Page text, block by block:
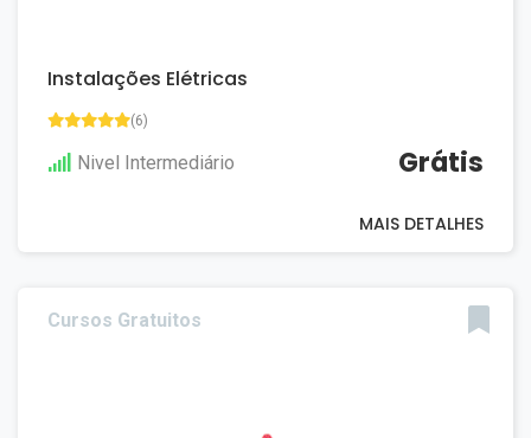
Instalações Elétricas
(6)
Nivel Intermediário Grátis
MAIS DETALHES
Cursos Gratuitos